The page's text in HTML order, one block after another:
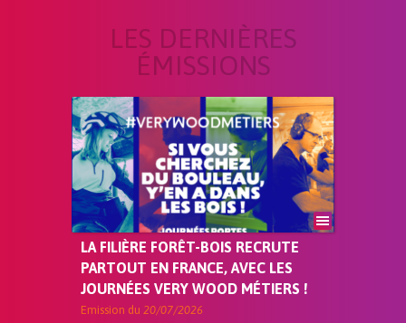
LES DERNIÈRES
ÉMISSIONS
LA FILIÈRE FORÊT-BOIS RECRUTE
PARTOUT EN FRANCE, AVEC LES
JOURNÉES VERY WOOD MÉTIERS !
Emission du 20/07/2026